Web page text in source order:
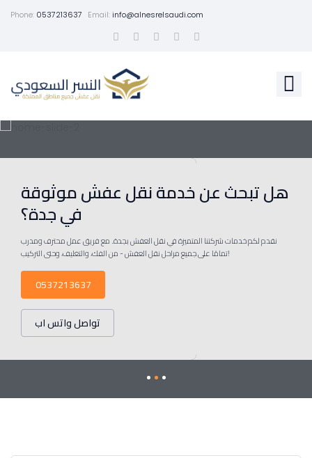
Phone: 0537213637 Email:info@alnesrelsaudi.com
هل تبحث عن خدمة نقل عفش موثوقة
في جدة؟
نقدم لكم خدمات شركتنا المتميزة في نقل العفش بجدة. مع فريق عمل محترف ومدرب
تمامًا على جميع مراحل نقل العفش - من الفك، والتغليف، وحتى التركيب!
0537213637
تواصل واتس اب